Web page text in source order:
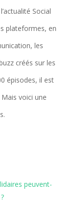
Social
plateformes, en
les
créés sur les
épisodes, il est
voici une
peuvent-